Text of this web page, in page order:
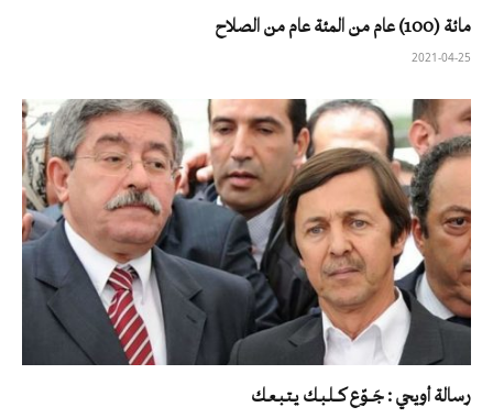
مائة (100) عام من المئة عام من الصلاح
2021-04-25
رسالة أويحي : جَــوّع كــلـبـك يـتـبـعـك